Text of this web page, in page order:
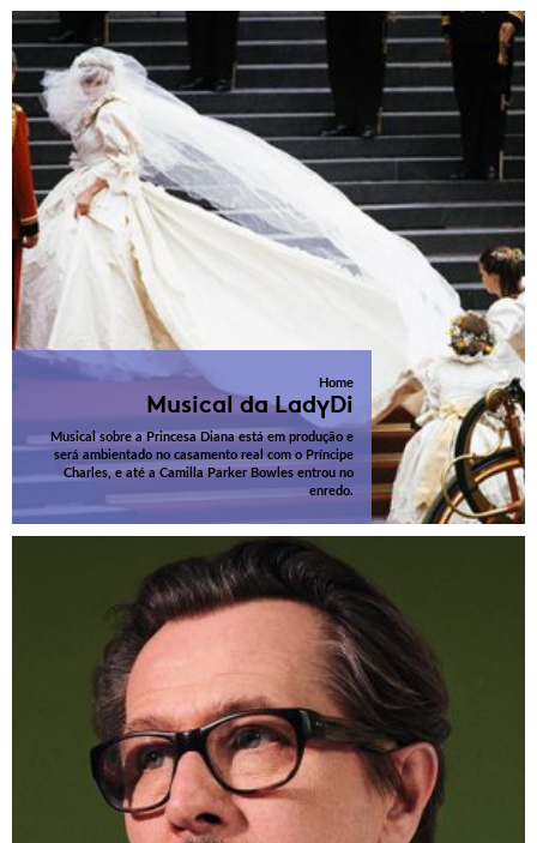
Home
Musical da LadyDi
Musical sobre a Princesa Diana está em produção e
será ambientado no casamento real com o Príncipe
Charles, e até a Camilla Parker Bowles entrou no
enredo.